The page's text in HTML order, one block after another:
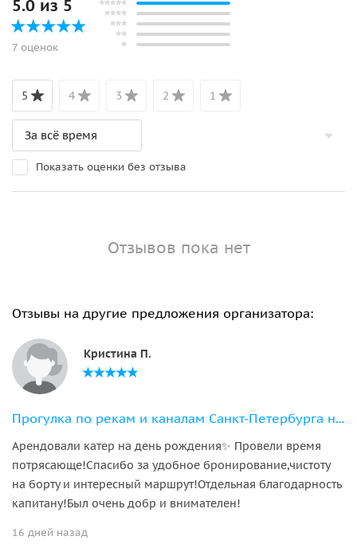
5.0 из 5
7 оценок
5 4 3 2 1
Показать оценки без отзыва
Отзывов пока нет
Отзывы на другие предложения организатора:
Кристина П.
Прогулка по рекам и каналам Санкт-Петербурга на премиальном катере "Валли"
Арендовали катер на день рождения✨ Провели время
потрясающе!Спасибо за удобное бронирование,чистоту
на борту и интересный маршрут!Отдельная благодарность
капитану!Был очень добр и внимателен!
16 дней назад